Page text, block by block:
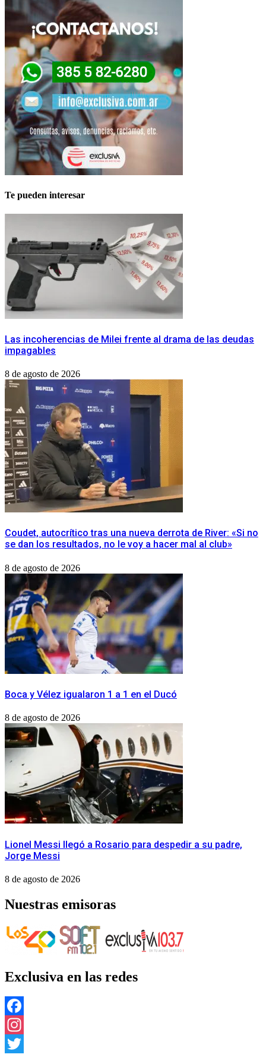
Te pueden interesar
Las incoherencias de Milei frente al drama de las deudas
impagables
8 de agosto de 2026
Coudet, autocrítico tras una nueva derrota de River: «Si no
se dan los resultados, no le voy a hacer mal al club»
8 de agosto de 2026
Boca y Vélez igualaron 1 a 1 en el Ducó
8 de agosto de 2026
Lionel Messi llegó a Rosario para despedir a su padre,
Jorge Messi
8 de agosto de 2026
Nuestras emisoras
Exclusiva en las redes
Facebook
Instagram